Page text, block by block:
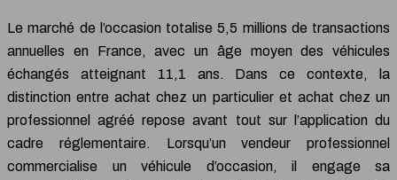
Le marché de l’occasion totalise 5,5 millions de transactions
annuelles en France, avec un âge moyen des véhicules
échangés atteignant 11,1 ans. Dans ce contexte, la
distinction entre achat chez un particulier et achat chez un
professionnel agréé repose avant tout sur l’application du
cadre réglementaire. Lorsqu’un vendeur professionnel
commercialise un véhicule d’occasion, il engage sa